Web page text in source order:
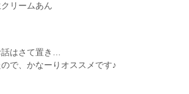
クリームあん
はさて置き…
で、かなーりオススメです♪